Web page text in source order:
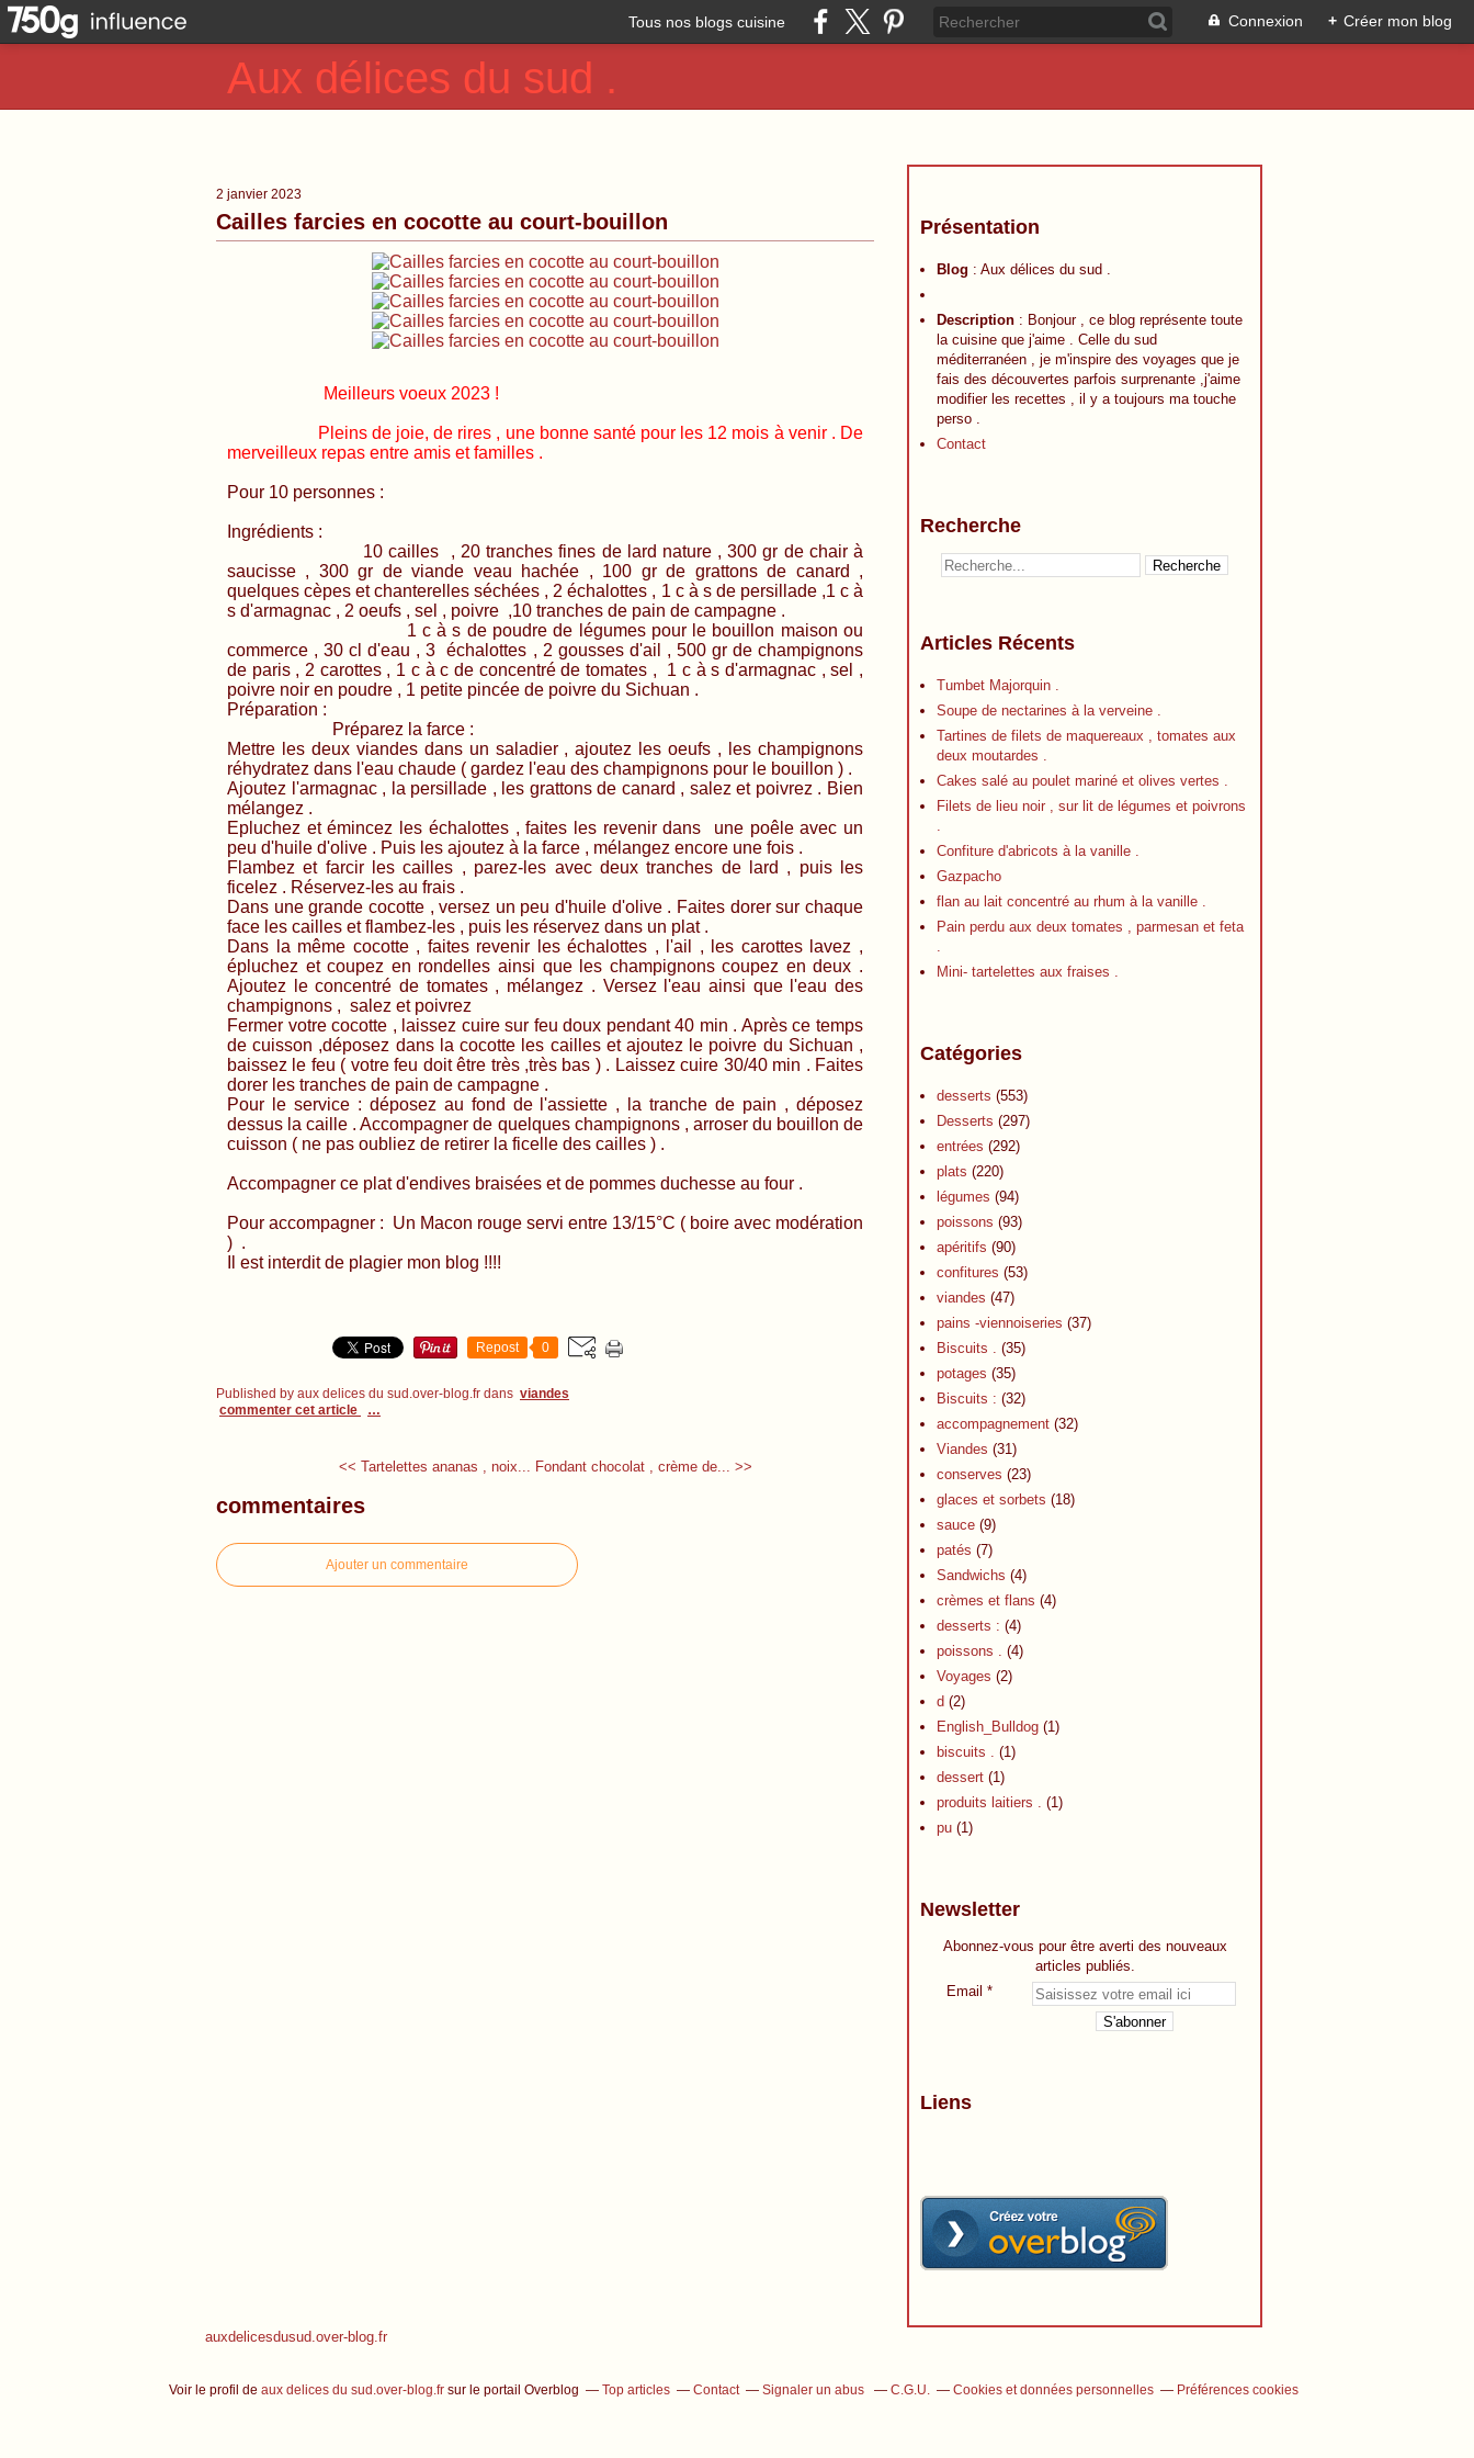
Tous nos blogs cuisine Connexion + Créer mon blog
Aux délices du sud .
2 janvier 2023
Cailles farcies en cocotte au court-bouillon
Meilleurs voeux 2023 !
Pleins de joie, de rires , une bonne santé pour les 12 mois à venir . De
merveilleux repas entre amis et familles .
Pour 10 personnes :
Ingrédients :
10 cailles , 20 tranches fines de lard nature , 300 gr de chair à
saucisse , 300 gr de viande veau hachée , 100 gr de grattons de canard ,
quelques cèpes et chanterelles séchées , 2 échalottes , 1 c à s de persillade ,1 c à
s d'armagnac , 2 oeufs , sel , poivre ,10 tranches de pain de campagne .
1 c à s de poudre de légumes pour le bouillon maison ou
commerce , 30 cl d'eau , 3 échalottes , 2 gousses d'ail , 500 gr de champignons
de paris , 2 carottes , 1 c à c de concentré de tomates , 1 c à s d'armagnac , sel ,
poivre noir en poudre , 1 petite pincée de poivre du Sichuan .
Préparation :
Préparez la farce :
Mettre les deux viandes dans un saladier , ajoutez les oeufs , les champignons
réhydratez dans l'eau chaude ( gardez l'eau des champignons pour le bouillon ) .
Ajoutez l'armagnac , la persillade , les grattons de canard , salez et poivrez . Bien
mélangez .
Epluchez et émincez les échalottes , faites les revenir dans une poêle avec un
peu d'huile d'olive . Puis les ajoutez à la farce , mélangez encore une fois .
Flambez et farcir les cailles , parez-les avec deux tranches de lard , puis les
ficelez . Réservez-les au frais .
Dans une grande cocotte , versez un peu d'huile d'olive . Faites dorer sur chaque
face les cailles et flambez-les , puis les réservez dans un plat .
Dans la même cocotte , faites revenir les échalottes , l'ail , les carottes lavez ,
épluchez et coupez en rondelles ainsi que les champignons coupez en deux .
Ajoutez le concentré de tomates , mélangez . Versez l'eau ainsi que l'eau des
champignons , salez et poivrez
Fermer votre cocotte , laissez cuire sur feu doux pendant 40 min . Après ce temps
de cuisson ,déposez dans la cocotte les cailles et ajoutez le poivre du Sichuan ,
baissez le feu ( votre feu doit être très ,très bas ) . Laissez cuire 30/40 min . Faites
dorer les tranches de pain de campagne .
Pour le service : déposez au fond de l'assiette , la tranche de pain , déposez
dessus la caille . Accompagner de quelques champignons , arroser du bouillon de
cuisson ( ne pas oubliez de retirer la ficelle des cailles ) .
Accompagner ce plat d'endives braisées et de pommes duchesse au four .
Pour accompagner : Un Macon rouge servi entre 13/15°C ( boire avec modération
) .
Il est interdit de plagier mon blog !!!!
Repost 0
Published by aux delices du sud.over-blog.fr dans viandes
commenter cet article
…
<< Tartelettes ananas , noix... Fondant chocolat , crème de... >>
commentaires
Ajouter un commentaire
Présentation
Blog : Aux délices du sud .
Description : Bonjour , ce blog représente toute
la cuisine que j'aime . Celle du sud
méditerranéen , je m'inspire des voyages que je
fais des découvertes parfois surprenante ,j'aime
modifier les recettes , il y a toujours ma touche
perso .
Contact
Recherche
Articles Récents
Tumbet Majorquin .
Soupe de nectarines à la verveine .
Tartines de filets de maquereaux , tomates aux
deux moutardes .
Cakes salé au poulet mariné et olives vertes .
Filets de lieu noir , sur lit de légumes et poivrons
.
Confiture d'abricots à la vanille .
Gazpacho
flan au lait concentré au rhum à la vanille .
Pain perdu aux deux tomates , parmesan et feta
.
Mini- tartelettes aux fraises .
Catégories
desserts (553)
Desserts (297)
entrées (292)
plats (220)
légumes (94)
poissons (93)
apéritifs (90)
confitures (53)
viandes (47)
pains -viennoiseries (37)
Biscuits . (35)
potages (35)
Biscuits : (32)
accompagnement (32)
Viandes (31)
conserves (23)
glaces et sorbets (18)
sauce (9)
patés (7)
Sandwichs (4)
crèmes et flans (4)
desserts : (4)
poissons . (4)
Voyages (2)
d (2)
English_Bulldog (1)
biscuits . (1)
dessert (1)
produits laitiers . (1)
pu (1)
Newsletter
Abonnez-vous pour être averti des nouveaux
articles publiés.
Email
Liens
auxdelicesdusud.over-blog.fr
Voir le profil de aux delices du sud.over-blog.fr sur le portail Overblog Top articles Contact Signaler un abus C.G.U. Cookies et données personnelles Préférences cookies